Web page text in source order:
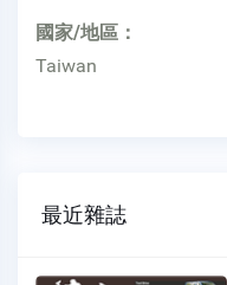
國家/地區：
Taiwan
最近雜誌